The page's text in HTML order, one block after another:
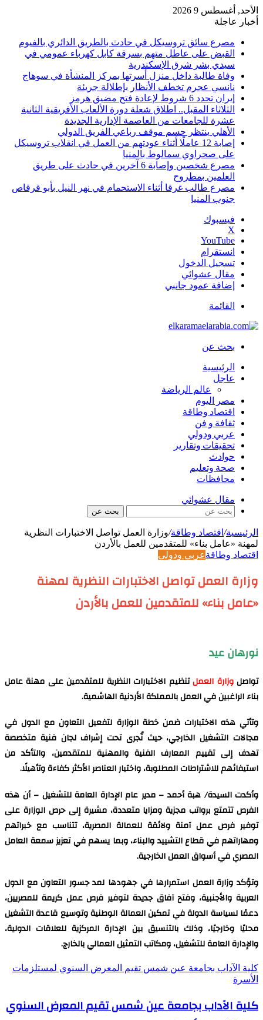
الأحد, أغسطس 9 2026
أخبار عاجلة
مصرع سائق تروسيكل في حادث بالطريق الدائري بالفيوم
القبض على عاطل متهم بسرقة كابل كهرباء عمومي في
سيدي بشر شرق الإسكندرية
وفاة طالبة داخل منزل أسرتها بمركز المنشأة في سوهاج
نانسي عجرم تخطف الأنظار بإطلالة جريئة
إيران تحدد 6 شروط لإعادة فتح مضيق هرمز
الثلاثاء المقبل.. اطلاق شعلة دورة الألعاب الأفريقية الثانية
عشرة للجامعات من العاصمة الإدارية الجديدة
الأهلي ينتظر حسم موقف رباعي الفريق الدولي
إصابة 12 عاملًا أثناء عودتهم من العمل في انقلاب تروسيكل
على صحراوي سمالوط بالمنيا
مصرع شخصين وإصابة 6 آخرين في حادث على طريق
العلمين بمطروح
مصرع طالب غرقا أثناء الاستحمام في نهر النيل بأبو قرقاص
جنوب المنيا
فيسبوك
‫X
‫YouTube
انستقرام
تسجيل الدخول
مقال عشوائي
إضافة عمود جانبي
القائمة
بحث عن
الرئيسية
عاجل
عالم الرياضة
مصر اليوم
اقتصاد وطاقة
ثقافة و فن
عربي ودولي
تحقيقات وتقارير
حوادث
صحة وتعليم
محافظات
مقال عشوائي
بحث عن
الرئيسية/ اقتصاد وطاقة/وزارة العمل تواصل الاختبارات النظرية
لمهنة «عامل بناء» للمتقدمين للعمل بالأردن
اقتصاد وطاقةعربي ودولي
وزارة العمل تواصل الاختبارات النظرية لمهنة
«عامل بناء» للمتقدمين للعمل بالأردن
نورهان عيد
تواصلوزارة العملتنظيم الاختبارات النظرية للمتقدمين على مهنة عامل
بناء الراغبين في العمل بالمملكة الأردنية الهاشمية.
وتأتي هذه الاختبارات ضمن خطة الوزارة لتفعيل التعاون مع الدول في
مجالات التشغيل الخارجي، حيث تُجرى تحت إشراف لجان فنية متخصصة
تهدف إلى تقييم المعارف الفنية والمهنية للمتقدمين، والتأكد من
استيفائهم للاشتراطات المطلوبة، واختيار العناصر الأكثر كفاءة وتأهيلًا.
وأكدت السيدة/ هبة أحمد – مدير عام الإدارة العامة للتشغيل – أن هذه
الفرص تتمتع برواتب مجزية ومزايا متعددة، مشيرة إلى حرص الوزارة على
توفير فرص عمل آمنة ولائقة للعمالة المصرية، تتناسب مع خبراتهم
ومهاراتهم في قطاع التشييد والبناء، وبما يسهم في تعزيز سمعة العامل
المصري في أسواق العمل الخارجية.
وتؤكد وزارة العمل استمرارها في جهودها لمد جسور التعاون مع الدول
العربية والأجنبية، وفتح آفاق جديدة لتوفير فرص عمل كريمة للمصريين،
دعمًا لسياسة الدولة في تمكين العمالة الوطنية وتوسيع قاعدة التشغيل
محليًا وخارجيًا، وذلك بالتنسيق بين الإدارة المركزية للعلاقات الدولية،
والإدارة العامة للتشغيل، ومكاتب التمثيل العمالي بالخارج.
كلية الآداب بجامعة عين شمس تقيم المعرض السنوي لمستلزمات
الأسرة
كلية الآداب بجامعة عين شمس تقيم المعرض السنوي